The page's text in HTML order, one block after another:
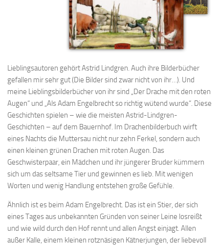
Lieblingsautoren gehört Astrid Lindgren. Auch ihre Bilderbücher
gefallen mir sehr gut (Die Bilder sind zwar nicht von ihr…). Und
meine Lieblingsbilderbücher von ihr sind „Der Drache mit den roten
Augen“ und „Als Adam Engelbrecht so richtig wütend wurde“. Diese
Geschichten spielen – wie die meisten Astrid-Lindgren-
Geschichten – auf dem Bauernhof. Im Drachenbilderbuch wirft
eines Nachts die Muttersau nicht nur zehn Ferkel, sondern auch
einen kleinen grünen Drachen mit roten Augen. Das
Geschwisterpaar, ein Mädchen und ihr jüngerer Bruder kümmern
sich um das seltsame Tier und gewinnen es lieb. Mit wenigen
Worten und wenig Handlung entstehen große Gefühle.
Ähnlich ist es beim Adam Engelbrecht. Das ist ein Stier, der sich
eines Tages aus unbekannten Gründen von seiner Leine losreißt
und wie wild durch den Hof rennt und allen Angst einjagt. Allen
außer Kalle, einem kleinen rotznäsigen Kätnerjungen, der liebevoll